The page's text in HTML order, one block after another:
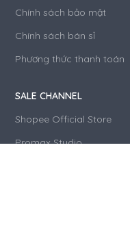
Chính sách bảo mật
Chính sách bán sỉ
Phương thức thanh toán
SALE CHANNEL
Shopee Official Store
Promax Studio